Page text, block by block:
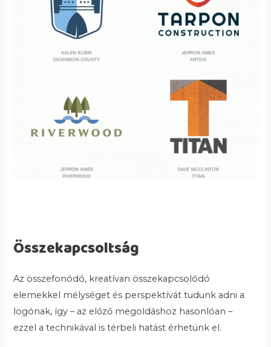
Összekapcsoltság
Az összefonódó, kreatívan összekapcsolódó
elemekkel mélységet és perspektívát tudunk adni a
logónak, így – az előző megoldáshoz hasonlóan –
ezzel a technikával is térbeli hatást érhetünk el.